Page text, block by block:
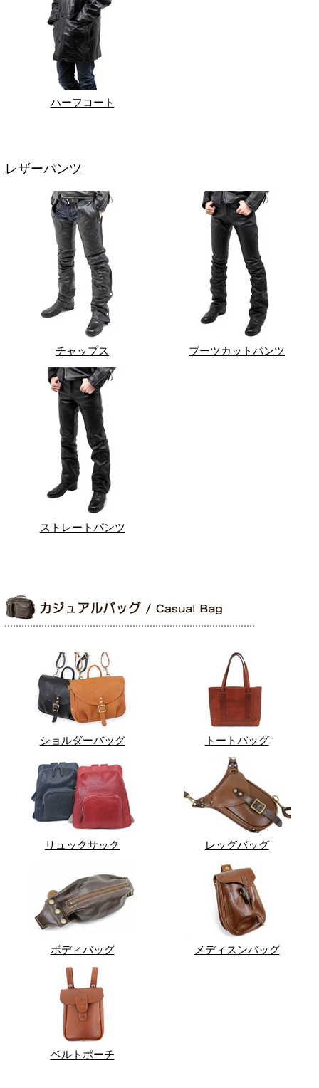
ハーフコート
レザーパンツ
チャップス ブーツカットパンツ
ストレートパンツ
ショルダーバッグ トートバッグ
リュックサック レッグバッグ
ボディバッグ メディスンバッグ
ベルトポーチ